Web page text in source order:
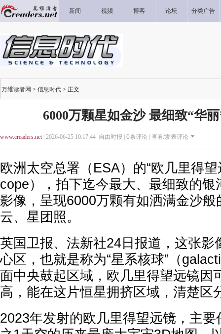
新闻 视频 博客 论坛 分类广告
万维读者网 > 信息时代 > 正文
6000万颗星如金沙 最细致“华
www.creaders.net| 2026-06-25 10:17:44 自由时报 | 0条评论 | 查看/发表评论
欧洲太空总署（ESA）的“欧几里得
cope），拍下迄今最大、最细致的银
影像，呈现6000万颗有如洒满金沙
云、星团照。
英国卫报、法新社24日报道，这张影
心区，也就是称为“星系核球”（
面中央鼓起区域，欧几里得望远镜因
高，能在这片恒星拥挤区域，清楚区
2023年发射的欧几里得望远镜，主